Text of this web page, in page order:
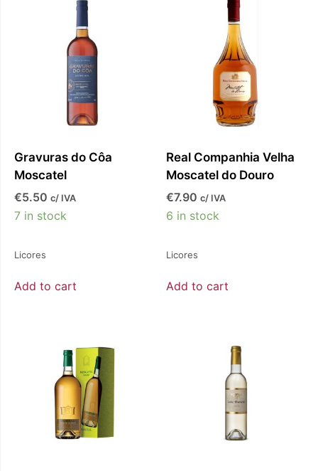
Gravuras do Côa
Moscatel
€5.50 c/ IVA
7 in stock
Licores
Add to cart
Real Companhia Velha
Moscatel do Douro
€7.90 c/ IVA
6 in stock
Licores
Add to cart